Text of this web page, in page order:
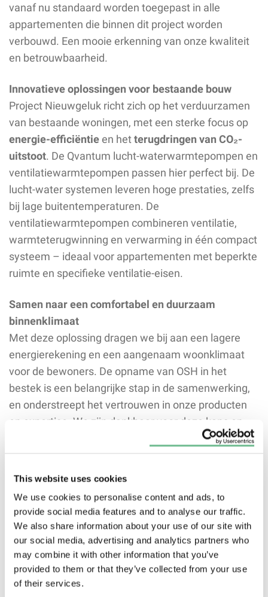
This website uses cookies
We use cookies to personalise content and ads, to
provide social media features and to analyse our traffic.
We also share information about your use of our site with
our social media, advertising and analytics partners who
may combine it with other information that you’ve
provided to them or that they’ve collected from your use
of their services.
vanaf nu standaard worden toegepast in alle
appartementen die binnen dit project worden
verbouwd. Een mooie erkenning van onze kwaliteit
en betrouwbaarheid.
Innovatieve oplossingen voor bestaande bouw
Project Nieuwgeluk richt zich op het verduurzamen
van bestaande woningen, met een sterke focus op
energie-efficiëntieen hetterugdringen van CO₂-
uitstoot. De Qvantum lucht-waterwarmtepompen en
ventilatiewarmtepompen passen hier perfect bij. De
lucht-water systemen leveren hoge prestaties, zelfs
bij lage buitentemperaturen. De
ventilatiewarmtepompen combineren ventilatie,
warmteterugwinning en verwarming in één compact
systeem – ideaal voor appartementen met beperkte
ruimte en specifieke ventilatie-eisen.
Samen naar een comfortabel en duurzaam
binnenklimaat
Met deze oplossing dragen we bij aan een lagere
energierekening en een aangenaam woonklimaat
voor de bewoners. De opname van OSH in het
bestek is een belangrijke stap in de samenwerking,
en onderstreept het vertrouwen in onze producten
en expertise. We zijn dankbaar voor deze kans en
kijken uit naar een duurzame samenwerking in dit
Projectlocatie: Project Nieuwgeluk
Toegepaste oplossing: Qvantum lucht-water
warmtepompen en Qvantum ventilatie-
warmtepompen
Toepassing: Verduurzaming bestaande
appartementen
Voordelen: Energiezuinig, lage CO₂-uitstoot,